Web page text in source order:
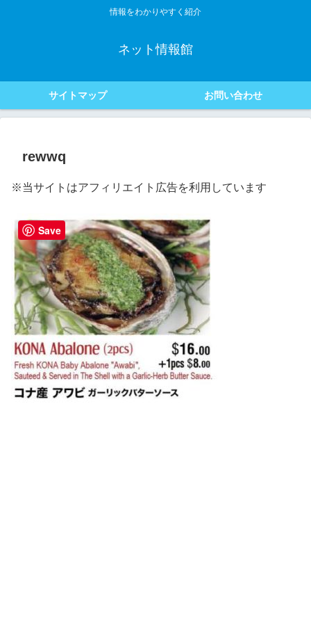
情報をわかりやすく紹介
ネット情報館
サイトマップ お問い合わせ
rewwq
※当サイトはアフィリエイト広告を利用しています
Save